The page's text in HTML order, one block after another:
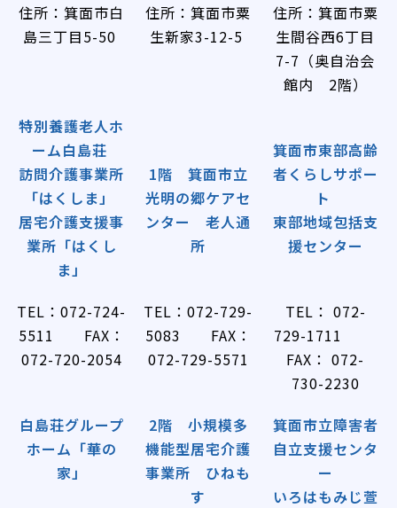
住所：​箕面市白
島三丁目5-50
住所：​箕面市粟
生新家3-12-5
住所：​箕面市粟
生間谷西6丁目
7-7（奥自治会
館内 2階）
特別養護老人ホ
ーム白島荘
訪問介護事業所
「はくしま」
居宅介護支援事
業所「はくし
ま」
1階 箕面市立
光明の郷ケアセ
ンター 老人通
所
箕面市東部高齢
者くらしサポー
ト
東部地域包括支
援センター
TEL：072-724-
5511 FAX：
072-720-2054
TEL：072-729-
5083 FAX：
072-729-5571
TEL： 072-
729-1711
FAX： 072-
730-2230
白島荘グループ
ホーム「華の
家」
2階 小規模多
機能型居宅介護
事業所 ひねも
す
箕面市立障害者
自立支援センタ
ー
いろはもみじ萱